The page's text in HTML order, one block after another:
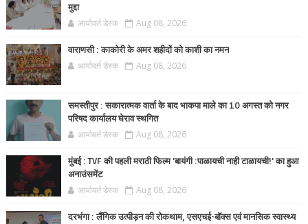
मुद्दा
आर्यावर्त डेस्क Aug 08, 2026
वाराणसी : काकोरी के अमर शहीदों को काशी का नमन
आर्यावर्त डेस्क Aug 08, 2026
समस्तीपुर : सकारात्मक वार्ता के बाद भाकपा माले का 10 अगस्त को नगर
परिषद कार्यालय घेराव स्थगित
आर्यावर्त डेस्क Aug 08, 2026
मुंबई : TVF की पहली मराठी फिल्म 'बायंगी :पाळायची नाही टाळायची!' का हुआ
अनाउंसमेंट
आर्यावर्त डेस्क Aug 08, 2026
दरभंगा : लैंगिक उत्पीड़न की रोकथाम, एसएचई-बॉक्स एवं मानसिक स्वास्थ्य